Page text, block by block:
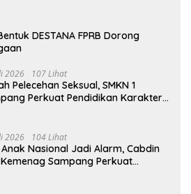
DESTANA FPRB Dorong
2026 107 Lihat
Pelecehan Seksual, SMKN 1
Perkuat Pendidikan Karakter
2026 104 Lihat
Nasional Jadi Alarm, Cabdin
Sampang Perkuat